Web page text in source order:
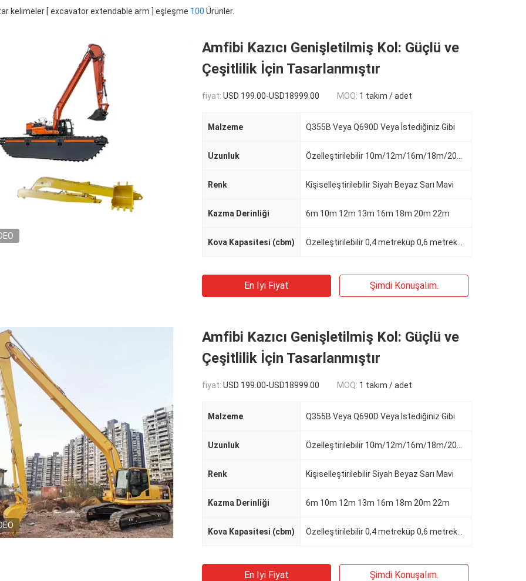
kelimeler [ excavator extendable arm ] eşleşme 100 Ürünler.
Amfibi Kazıcı Genişletilmiş Kol: Güçlü ve
Çeşitlilik İçin Tasarlanmıştır
fiyat: USD 199.00-USD18999.00 MOQ: 1 takım / adet
Malzeme Q355B Veya Q690D Veya İstediğiniz Gibi
Uzunluk
Renk Kişiselleştirilebilir Siyah Beyaz Sarı Mavi
Kazma Derinliği 6m 10m 12m 13m 16m 18m 20m 22m
Kova Kapasitesi (cbm)
En Iyi Fiyat Şimdi Konuşalım.
Amfibi Kazıcı Genişletilmiş Kol: Güçlü ve
Çeşitlilik İçin Tasarlanmıştır
fiyat: USD 199.00-USD18999.00 MOQ: 1 takım / adet
Malzeme Q355B Veya Q690D Veya İstediğiniz Gibi
Uzunluk
Renk Kişiselleştirilebilir Siyah Beyaz Sarı Mavi
Kazma Derinliği 6m 10m 12m 13m 16m 18m 20m 22m
Kova Kapasitesi (cbm)
En Iyi Fiyat Şimdi Konuşalım.